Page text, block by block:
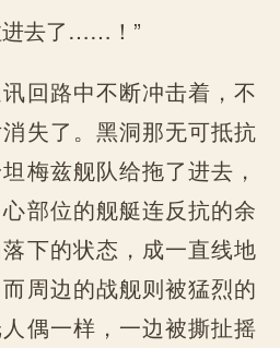
进去了……！”
回路中不断冲击着，不
失了。黑洞那无可抵抗
梅兹舰队给拖了进去，
部位的舰艇连反抗的余
下的状态，成一直线地
周边的战舰则被猛烈的
偶一样，一边被撕扯摇